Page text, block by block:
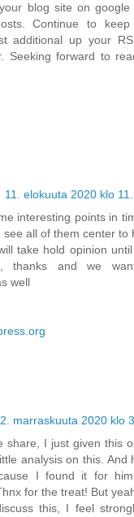
blog site on
Continue to
additional up your
Seeking forward to
11. elokuuta 2020 klo
interesting points in
see all of them center
take hold opinion
thanks and we
well
2. marraskuuta 2020 klo
share, I just given this
analysis on this. And
I found it for
for the treat! But
this, I feel